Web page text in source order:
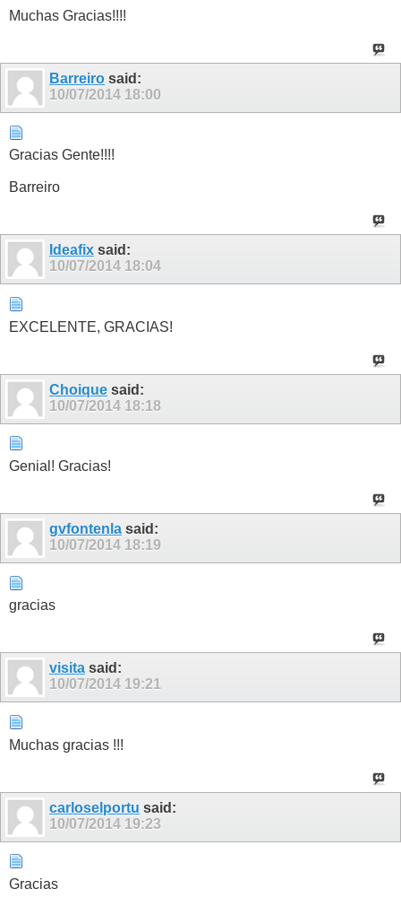
Muchas Gracias!!!!
Barreiro said:
10/07/2014 18:00
Gracias Gente!!!!
Barreiro
Ideafix said:
10/07/2014 18:04
EXCELENTE, GRACIAS!
Choique said:
10/07/2014 18:18
Genial! Gracias!
gvfontenla said:
10/07/2014 18:19
gracias
visita said:
10/07/2014 19:21
Muchas gracias !!!
carloselportu said:
10/07/2014 19:23
Gracias